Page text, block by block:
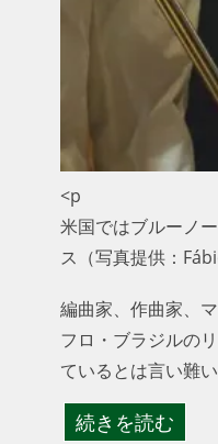
<p
米国ではブルーノ
ス（写真提供：
編曲家、作曲家、
フロ・ブラジルの
ているとは言い難い
続きを読む